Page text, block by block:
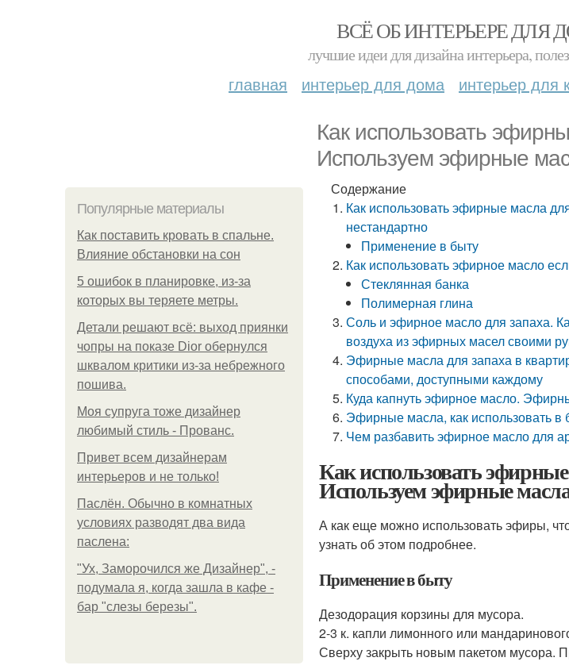
ВСЁ ОБ ИНТЕРЬЕРЕ ДЛЯ
лучшие идеи для дизайна интерьера,
главная интерьер для дома интерьер для
Как использовать
Используем эфирные
Популярные материалы
Как поставить кровать в спальне.
Влияние обстановки на сон
5 ошибок в планировке, из-за
которых вы теряете метры.
Детали решают всё: выход приянки
чопры на показе Dior обернулся
шквалом критики из-за небрежного
пошива.
Моя супруга тоже дизайнер
любимый стиль - Прованс.
Привет всем дизайнерам
интерьеров и не только!
Паслён. Обычно в комнатных
условиях разводят два вида
паслена:
"Ух, Заморочился же Дизайнер", -
подумала я, когда зашла в кафе -
бар "слезы березы".
Содержание
Как использовать эфирные масла
нестандартно
Применение в быту
Как использовать эфирное масло
Стеклянная банка
Полимерная глина
Соль и эфирное масло для запаха.
воздуха из эфирных масел своими
Эфирные масла для запаха в
способами, доступными каждому
Куда капнуть эфирное масло.
Эфирные масла, как использовать
Чем разбавить эфирное масло для
Как использовать
Используем эфирные
А как еще можно использовать эфиры,
узнать об этом подробнее.
Применение в быту
Дезодорация корзины для мусора.
2-3 к. капли лимонного или
Сверху закрыть новым пакетом мусора.